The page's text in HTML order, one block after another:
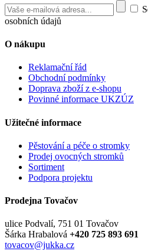
osobních údajů
O nákupu
Reklamační řád
Obchodní podmínky
Doprava zboží z e-shopu
Povinné informace UKZÚZ
Užitečné informace
Pěstování a péče o stromky
Prodej ovocných stromků
Sortiment
Podpora projektu
Prodejna Tovačov
ulice Podvalí, 751 01 Tovačov
Šárka Hrabalová +420 725 893 691
tovacov@jukka.cz